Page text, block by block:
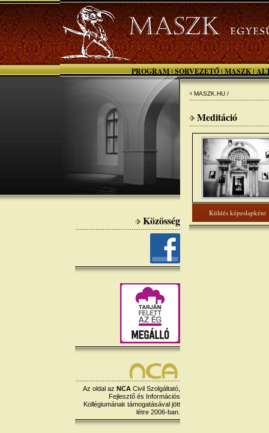
PROGRAM | SORVEZETŐ | MASZK |
Közösség
Az oldal az NCA Civil Szolgáltató,
Fejlesztő és Információs
Kollégiumának támogatásával jött
létre 2006-ban.
MASZK.HU /
Meditáció
Küldés képeslapként